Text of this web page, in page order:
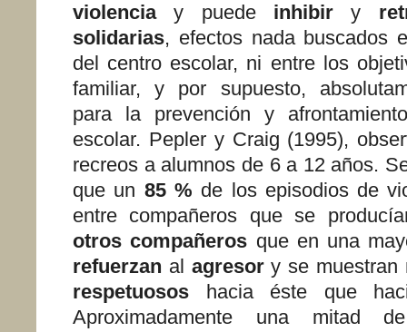
violenciay puede inhibir y
solidarias, efectos nada buscados
del centro escolar, ni entre los
familiar, y por supuesto,
para la prevención y
escolar. Pepler y Craig (1995),
recreos a alumnos de 6 a 12 años.
que un 85 % de los episodios de
entre compañeros que se
otros compañeros que en una
refuerzan al agresory se muestran
respetuosos hacia éste que
Aproximadamente una mitad